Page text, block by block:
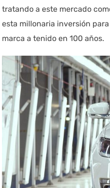
tratando a este mercado
esta millonaria inversión
marca a tenido en 100 años.